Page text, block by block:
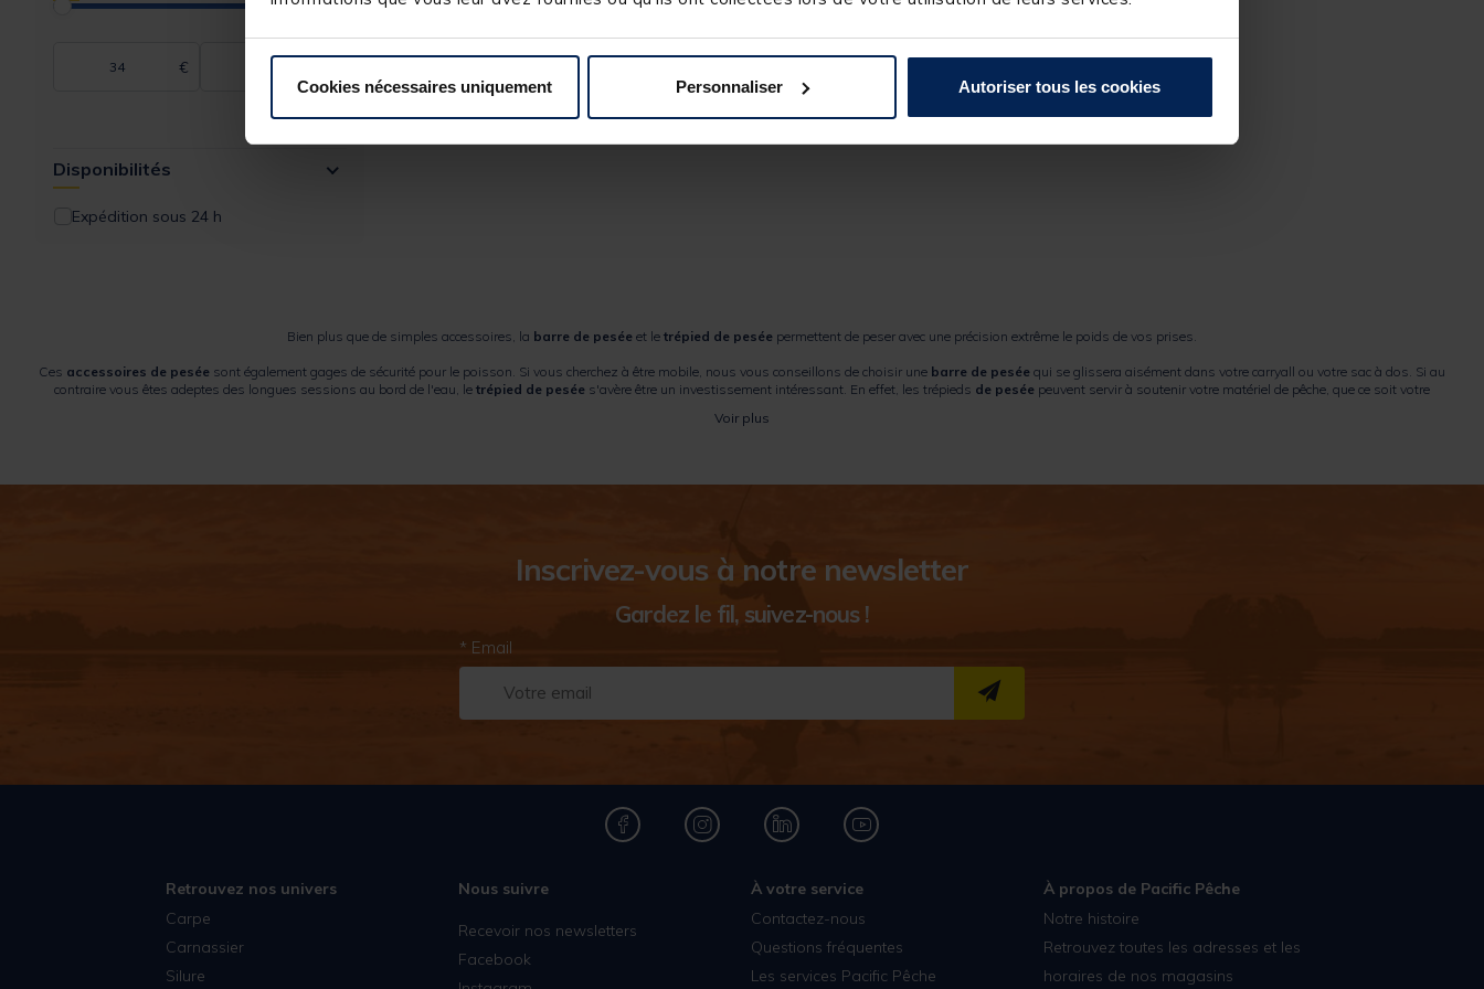
Cookies nécessaires uniquement Personnaliser Autoriser tous les cookies
€
Disponibilités
Expédition sous 24 h
Bien plus que de simples accessoires, la barre de pesée et le trépied de pesée permettent de peser avec une précision extrême le poids de vos prises.
Ces accessoires de pesée sont également gages de sécurité pour le poisson. Si vous cherchez à être mobile, nous vous conseillons de choisir une barre de pesée qui se glissera aisément dans votre carryall ou votre sac à dos. Si au
contraire vous êtes adeptes des longues sessions au bord de l'eau, le trépied de pesée s'avère être un investissement intéressant. En effet, les trépieds de pesée peuvent servir à soutenir votre matériel de pêche, que ce soit votre
Voir plus
Inscrivez-vous à notre newsletter
Gardez le fil, suivez-nous !
* Email
S''INSCRIRE
Retrouvez nos univers
Carpe
Carnassier
Silure
Nous suivre
Recevoir nos newsletters
Facebook
À votre service
Contactez-nous
Questions fréquentes
Les services Pacific Pêche
À propos de Pacific Pêche
Notre histoire
Retrouvez toutes les adresses et les
horaires de nos magasins